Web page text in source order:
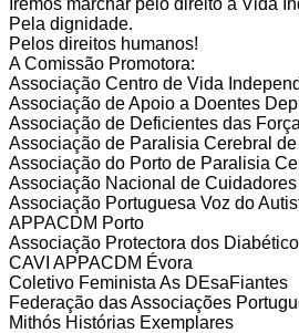
Pela dignidade.
Pelos direitos humanos!
A Comissão Promotora:
Associação Centro de Vida
Associação de Apoio a Doentes
Associação de Deficientes das
Associação de Paralisia Cerebral
Associação do Porto de Paralisia
Associação Nacional de
Associação Portuguesa Voz do
APPACDM Porto
Associação Protectora dos
CAVI APPACDM Évora
Coletivo Feminista As DEsaFiantes
Federação das Associações
Mithós Histórias Exemplares